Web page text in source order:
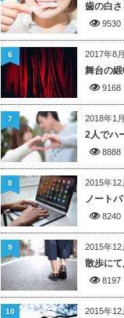
歯の白
9530
2017年8
舞台の
9168
6
2018年1
2人でハ
8888
7
2015年12
ノート
8240
8
2015年12
散歩に
8197
9
2015年12
10